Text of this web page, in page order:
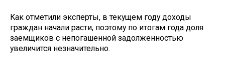
Как отметили эксперты, в текущем году доходы
граждан начали расти, поэтому по итогам года доля
заемщиков с непогашенной задолженностью
увеличится незначительно.